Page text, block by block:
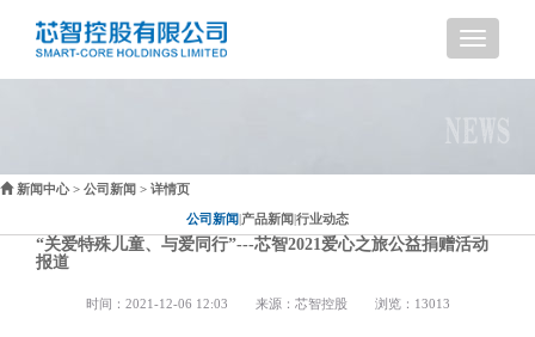
导
航
新闻中心> 公司新闻 > 详情页
公司新闻|产品新闻|行业动态
“关爱特殊儿童、与爱同行”---芯智2021爱心之旅公益捐赠活动
报道
时间：2021-12-06 12:03 来源：芯智控股 浏览：13013